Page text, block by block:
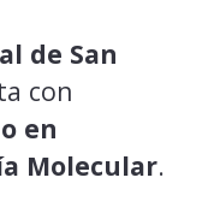
de San
con
en
Molecular.